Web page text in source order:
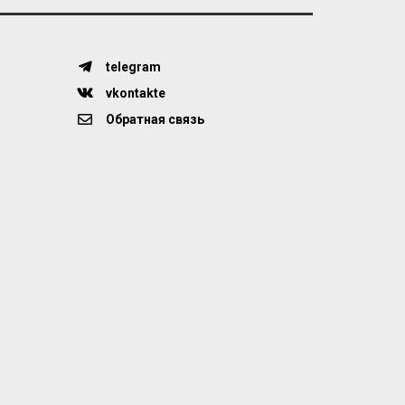
telegram
vkontakte
Обратная связь